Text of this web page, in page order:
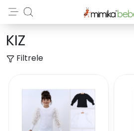
KIZ
Filtrele